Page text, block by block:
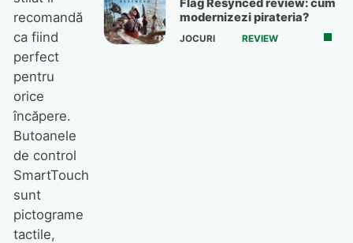
recomandă
ca fiind
perfect
pentru
orice
încăpere.
Butoanele
de control
SmartTouch
sunt
pictograme
tactile,
Flag Resynced review: cum
modernizezi pirateria?
JOCURI REVIEW